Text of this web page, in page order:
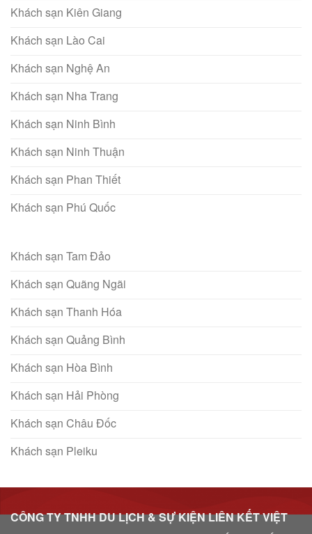
Khách sạn Kiên Giang
Khách sạn Lào Cai
Khách sạn Nghệ An
Khách sạn Nha Trang
Khách sạn Ninh Bình
Khách sạn Ninh Thuận
Khách sạn Phan Thiết
Khách sạn Phú Quốc
Khách sạn Tam Đảo
Khách sạn Quãng Ngãi
Khách sạn Thanh Hóa
Khách sạn Quảng Bình
Khách sạn Hòa Bình
Khách sạn Hải Phòng
Khách sạn Châu Đốc
Khách sạn Pleiku
CÔNG TY TNHH DU LỊCH & SỰ KIỆN LIÊN KẾT VIỆT